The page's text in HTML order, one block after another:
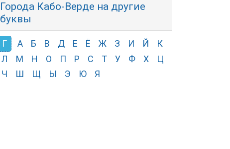
Города Кабо-Верде на другие
буквы
Г А Б В Д Е Ё Ж З И Й
К
Л
М Н О П Р С Т У Ф Х
Ц
Ч
Ш Щ Ы Э Ю Я